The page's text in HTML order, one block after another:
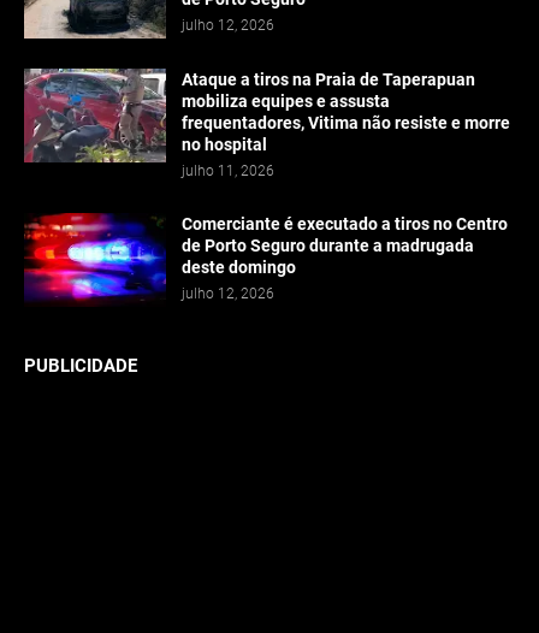
julho 12, 2026
Ataque a tiros na Praia de Taperapuan
mobiliza equipes e assusta
frequentadores, Vitima não resiste e morre
no hospital
julho 11, 2026
Comerciante é executado a tiros no Centro
de Porto Seguro durante a madrugada
deste domingo
julho 12, 2026
PUBLICIDADE